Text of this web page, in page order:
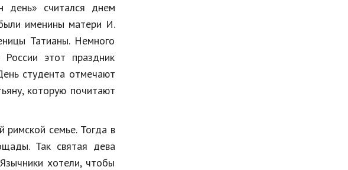
Хобби и развлечения
Финансы
Юриспруденция
Природа
Наука и технологии
день» считался днем
именины матери И.
Татианы. Немного
этот праздник
студента отмечают
которую почитают
римской семье. Тогда в
Так святая дева
хотели, чтобы